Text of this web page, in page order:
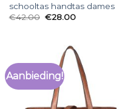
schooltas handtas dames
€42.00 €28.00
Aanbieding!